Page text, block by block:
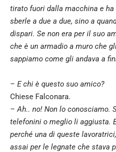
tirato fuori dalla macchina e
sberle a due a due, sino a
dispari. Se non era per il suo
che è un armadio a muro che
sappiamo come gli andava a
– E chi è questo suo amico?
Chiese Falconara.
– Ah.. no! Non lo conosciamo.
telefonini o meglio li aggiusta.
perché una di queste
assai per le legnate che stava